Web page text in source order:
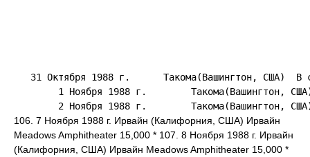
31 Октября 1988 г.      Такома(Вашингтон, США)
1 Ноября 1988 г.        Такома(Вашингтон,
106. 7 Ноября 1988 г. Ирвайн (Калифорния, США) Ирвайн
Meadows Amphitheater 15,000 * 107. 8 Ноября 1988 г. Ирвайн
(Калифорния, США) Ирвайн Meadows Amphitheater 15,000 *